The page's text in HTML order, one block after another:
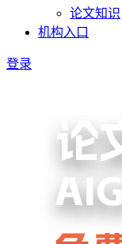
论文知识
机构入口
登录